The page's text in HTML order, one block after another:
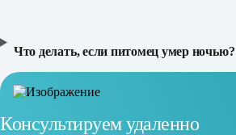
Что делать, если питомец умер ночью?
Консультируем удаленно